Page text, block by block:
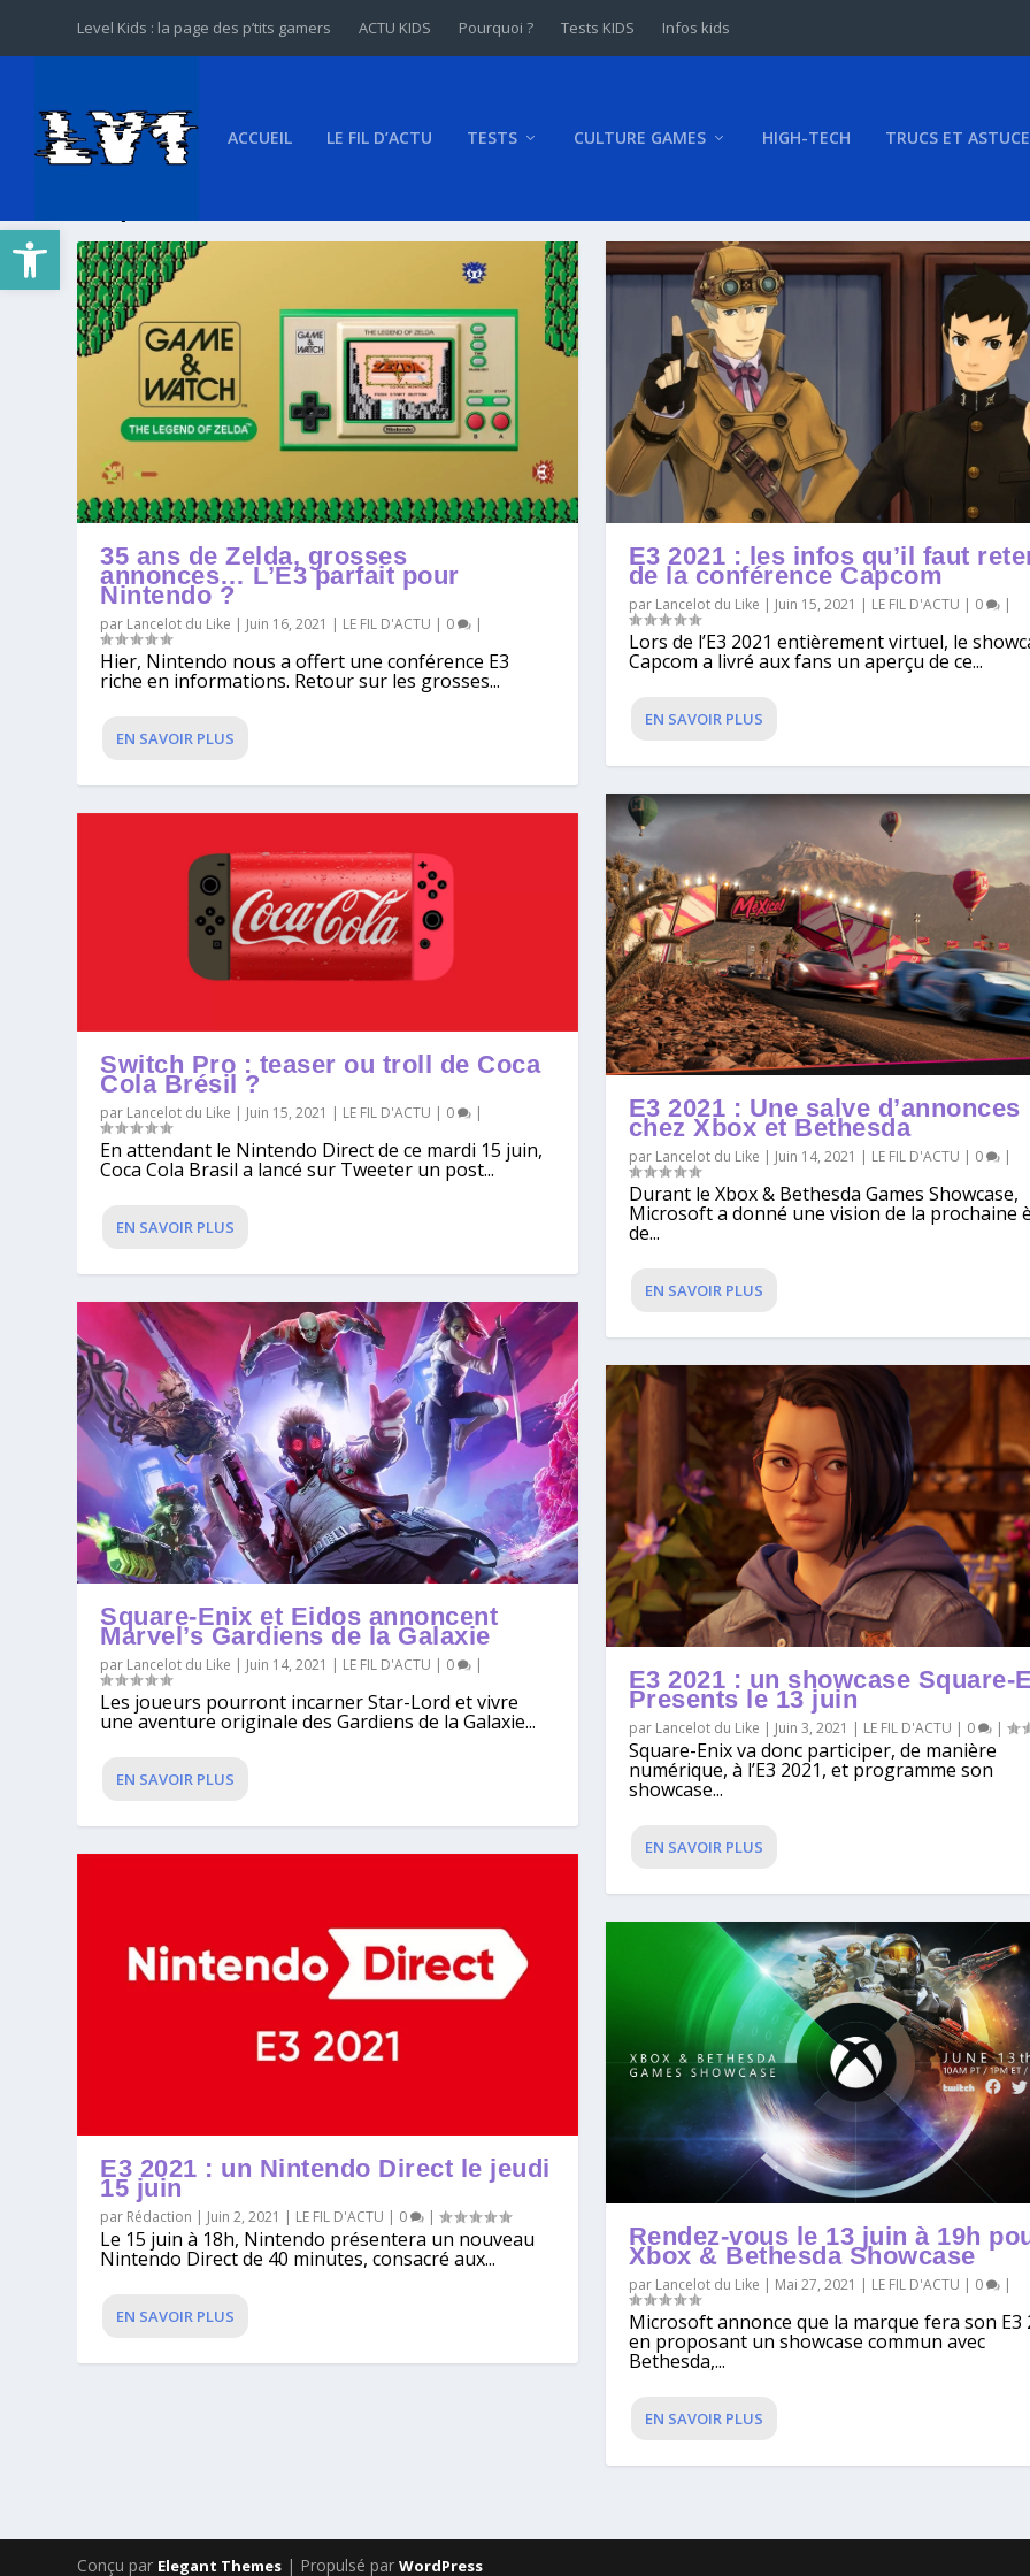
Ouvrir la barre d’outils
Level Kids : la page des p’tits gamers ACTU KIDS Pourquoi ? Tests KIDS Infos kids
ACCUEIL LE FIL D’ACTU TESTS CULTURE GAMES HIGH-TECH TRUCS ET
35 ans de Zelda, grosses
annonces… L’E3 parfait pour
Nintendo ?
par Lancelot du Like | Juin 16, 2021 | LE FIL D'ACTU | 0 |
Hier, Nintendo nous a offert une conférence E3
riche en informations. Retour sur les grosses...
EN SAVOIR PLUS
Switch Pro : teaser ou troll de Coca
Cola Brésil ?
par Lancelot du Like | Juin 15, 2021 | LE FIL D'ACTU | 0 |
En attendant le Nintendo Direct de ce mardi 15 juin,
Coca Cola Brasil a lancé sur Tweeter un post...
EN SAVOIR PLUS
Square-Enix et Eidos annoncent
Marvel’s Gardiens de la Galaxie
par Lancelot du Like | Juin 14, 2021 | LE FIL D'ACTU | 0 |
Les joueurs pourront incarner Star-Lord et vivre
une aventure originale des Gardiens de la Galaxie...
EN SAVOIR PLUS
E3 2021 : un Nintendo Direct le jeudi
15 juin
par Rédaction | Juin 2, 2021 | LE FIL D'ACTU | 0 |
Le 15 juin à 18h, Nintendo présentera un nouveau
Nintendo Direct de 40 minutes, consacré aux...
EN SAVOIR PLUS
E3 2021 : les infos qu’il faut
de la conférence Capcom
par Lancelot du Like | Juin 15, 2021 | LE FIL D'ACTU | 0 |
Lors de l’E3 2021 entièrement virtuel, le
Capcom a livré aux fans un aperçu de ce...
EN SAVOIR PLUS
E3 2021 : Une salve d’annonces
chez Xbox et Bethesda
par Lancelot du Like | Juin 14, 2021 | LE FIL D'ACTU | 0 |
Durant le Xbox & Bethesda Games Showcase,
Microsoft a donné une vision de la prochaine
de...
EN SAVOIR PLUS
E3 2021 : un showcase Square-
Presents le 13 juin
par Lancelot du Like | Juin 3, 2021 | LE FIL D'ACTU | 0 |
Square-Enix va donc participer, de manière
numérique, à l’E3 2021, et programme son
showcase...
EN SAVOIR PLUS
Rendez-vous le 13 juin à 19h
Xbox & Bethesda Showcase
par Lancelot du Like | Mai 27, 2021 | LE FIL D'ACTU | 0 |
Microsoft annonce que la marque fera son E3
en proposant un showcase commun avec
Bethesda,...
EN SAVOIR PLUS
Conçu par Elegant Themes | Propulsé parWordPress